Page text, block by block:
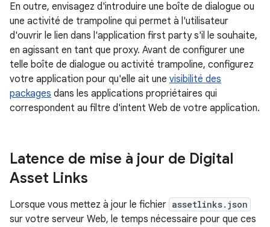
En outre, envisagez d'introduire une boîte de dialogue ou
une activité de trampoline qui permet à l'utilisateur
d'ouvrir le lien dans l'application first party s'il le souhaite,
en agissant en tant que proxy. Avant de configurer une
telle boîte de dialogue ou activité trampoline, configurez
votre application pour qu'elle ait une visibilité des
packages dans les applications propriétaires qui
correspondent au filtre d'intent Web de votre application.
Latence de mise à jour de Digital
Asset Links
Lorsque vous mettez à jour le fichier assetlinks.json
sur votre serveur Web, le temps nécessaire pour que ces